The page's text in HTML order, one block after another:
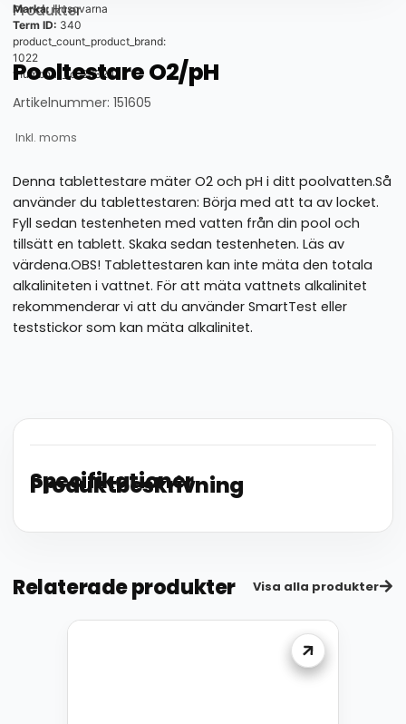
Produkter
Marka: Husqvarna
Term ID: 340
product_count_product_brand:
1022
thumbnail_id: 25324
Pooltestare O2/pH
Artikelnummer: 151605
Inkl. moms
Denna tablettestare mäter O2 och pH i ditt poolvatten.Så
använder du tablettestaren: Börja med att ta av locket.
Fyll sedan testenheten med vatten från din pool och
tillsätt en tablett. Skaka sedan testenheten. Läs av
värdena.OBS! Tablettestaren kan inte mäta den totala
alkaliniteten i vattnet. För att mäta vattnets alkalinitet
rekommenderar vi att du använder SmartTest eller
teststickor som kan mäta alkalinitet.
Produktbeskrivning
Specifikationer
Relaterade produkter Visa alla produkter